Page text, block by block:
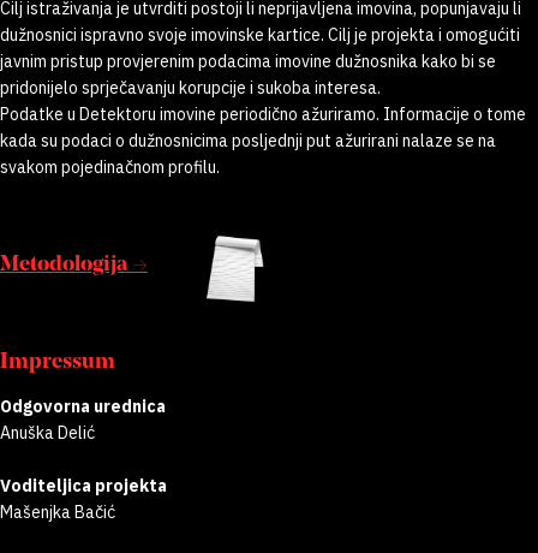
Cilj istraživanja je utvrditi postoji li neprijavljena imovina, popunjavaju li
dužnosnici ispravno svoje imovinske kartice. Cilj je projekta i omogućiti
javnim pristup provjerenim podacima imovine dužnosnika kako bi se
pridonijelo sprječavanju korupcije i sukoba interesa.
Podatke u Detektoru imovine periodično ažuriramo. Informacije o tome
kada su podaci o dužnosnicima posljednji put ažurirani nalaze se na
svakom pojedinačnom profilu.
Metodologija →
Impressum
Odgovorna urednica
Anuška Delić
Voditeljica projekta
Mašenjka Bačić